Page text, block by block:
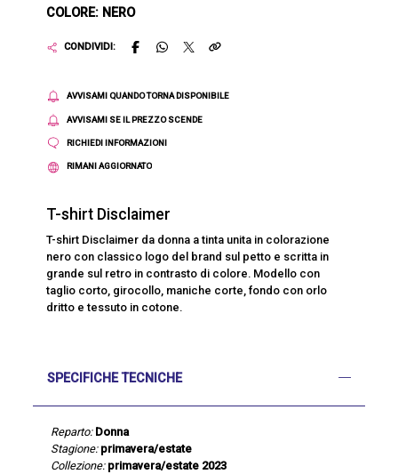
COLORE: NERO
CONDIVIDI:
AVVISAMI QUANDO TORNA DISPONIBILE
AVVISAMI SE IL PREZZO SCENDE
RICHIEDI INFORMAZIONI
RIMANI AGGIORNATO
T-shirt Disclaimer
T-shirt Disclaimer da donna a tinta unita in colorazione
nero con classico logo del brand sul petto e scritta in
grande sul retro in contrasto di colore. Modello con
taglio corto, girocollo, maniche corte, fondo con orlo
dritto e tessuto in cotone.
SPECIFICHE TECNICHE
Reparto: Donna
Stagione: primavera/estate
Collezione: primavera/estate 2023